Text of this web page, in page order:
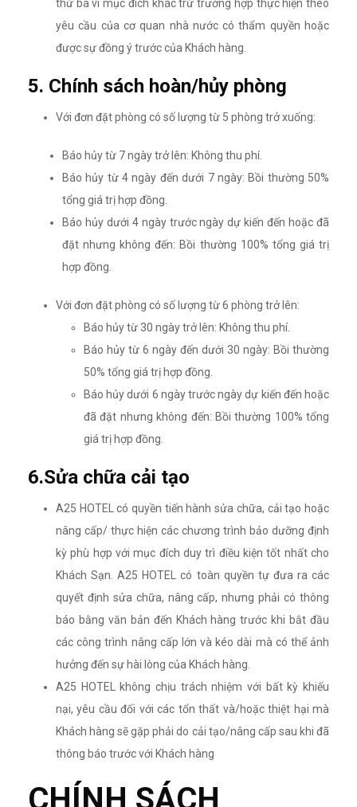
thứ ba vì mục đích khác trừ trường hợp thực hiện theo
yêu cầu của cơ quan nhà nước có thẩm quyền hoặc
được sự đồng ý trước của Khách hàng.
5. Chính sách hoàn/hủy phòng
Với đơn đặt phòng có số lượng từ 5 phòng trở xuống:
Báo hủy từ 7 ngày trở lên: Không thu phí.
Báo hủy từ 4 ngày đến dưới 7 ngày: Bồi thường 50%
tổng giá trị hợp đồng.
Báo hủy dưới 4 ngày trước ngày dự kiến đến hoặc đã
đặt nhưng không đến: Bồi thường 100% tổng giá trị
hợp đồng.
Với đơn đặt phòng có số lượng từ 6 phòng trở lên:
Báo hủy từ 30 ngày trở lên: Không thu phí.
Báo hủy từ 6 ngày đến dưới 30 ngày: Bồi thường
50% tổng giá trị hợp đồng.
Báo hủy dưới 6 ngày trước ngày dự kiến đến hoặc
đã đặt nhưng không đến: Bồi thường 100% tổng
giá trị hợp đồng.
6.Sửa chữa cải tạo
A25 HOTEL có quyền tiến hành sửa chữa, cải tạo hoặc
nâng cấp/ thực hiện các chương trình bảo dưỡng định
kỳ phù hợp với mục đích duy trì điều kiện tốt nhất cho
Khách Sạn. A25 HOTEL có toàn quyền tự đưa ra các
quyết định sửa chữa, nâng cấp, nhưng phải có thông
báo bằng văn bản đến Khách hàng trước khi bắt đầu
các công trình nâng cấp lớn và kéo dài mà có thể ảnh
hưởng đến sự hài lòng của Khách hàng.
A25 HOTEL không chịu trách nhiệm với bất kỳ khiếu
nại, yêu cầu đối với các tổn thất và/hoặc thiệt hại mà
Khách hàng sẽ gặp phải do cải tạo/nâng cấp sau khi đã
thông báo trước với Khách hàng
CHÍNH SÁCH